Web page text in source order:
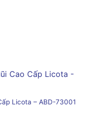
Licota – ABD-73001